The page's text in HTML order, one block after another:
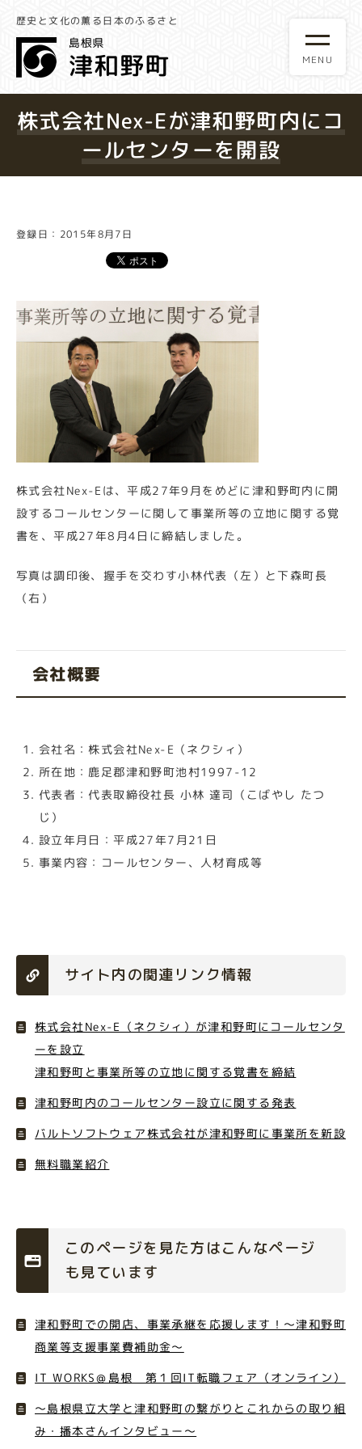
歴史と文化の薫る日本のふるさと
株式会社Nex-Eが津和野町内にコ
ールセンターを開設
登録日：2015年8月7日
株式会社Nex-Eは、平成27年9月をめどに津和野町内に開
設するコールセンターに関して事業所等の立地に関する覚
書を、平成27年8月4日に締結しました。
写真は調印後、握手を交わす小林代表（左）と下森町長
（右）
会社概要
会社名：株式会社Nex-E（ネクシィ）
所在地：鹿足郡津和野町池村1997-12
代表者：代表取締役社長 小林 達司（こばやし たつ
じ）
設立年月日：平成27年7月21日
事業内容：コールセンター、人材育成等
サイト内の関連リンク情報
株式会社Nex-E（ネクシィ）が津和野町にコールセンタ
ーを設立
津和野町と事業所等の立地に関する覚書を締結
津和野町内のコールセンター設立に関する発表
バルトソフトウェア株式会社が津和野町に事業所を新設
無料職業紹介
このページを見た方はこんなページ
も見ています
津和野町での開店、事業承継を応援します！～津和野町
商業等支援事業費補助金～
IT WORKS＠島根 第１回IT転職フェア（オンライン）
～島根県立大学と津和野町の繋がりとこれからの取り組
み・播本さんインタビュー〜